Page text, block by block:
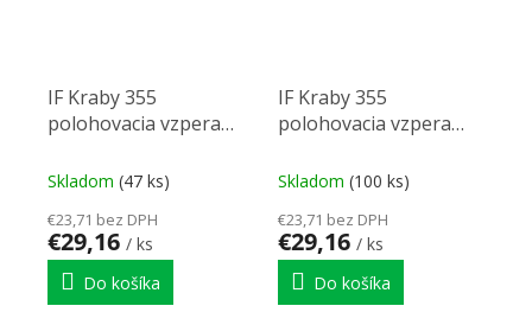
IF Kraby 355
polohovacia vzpera
Skladom (47 ks)
€23,71 bez DPH
€29,16 / ks
Do košíka
IF Kraby 355
polohovacia vzpera
Skladom (100 ks)
€23,71 bez DPH
€29,16 / ks
Do košíka